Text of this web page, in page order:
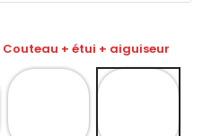
Couteau + étui + aiguiseur